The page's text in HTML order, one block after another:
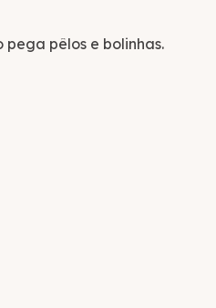
pêlos e bolinhas.